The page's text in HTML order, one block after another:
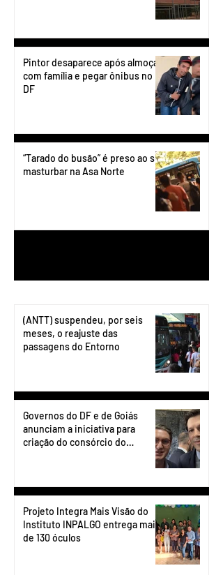
Pintor desaparece após almoçar
com família e pegar ônibus no
DF
“Tarado do busão” é preso ao se
masturbar na Asa Norte
(ANTT) suspendeu, por seis
meses, o reajuste das
passagens do Entorno
Governos do DF e de Goiás
anunciam a iniciativa para
criação do consórcio do
Projeto Integra Mais Visão do
Instituto INPALGO entrega mais
de 130 óculos